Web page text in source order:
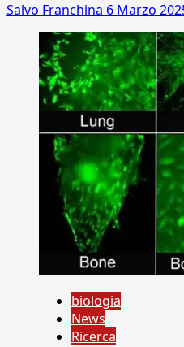
Salvo Franchina 6 Marzo
biologia
News
Ricerca